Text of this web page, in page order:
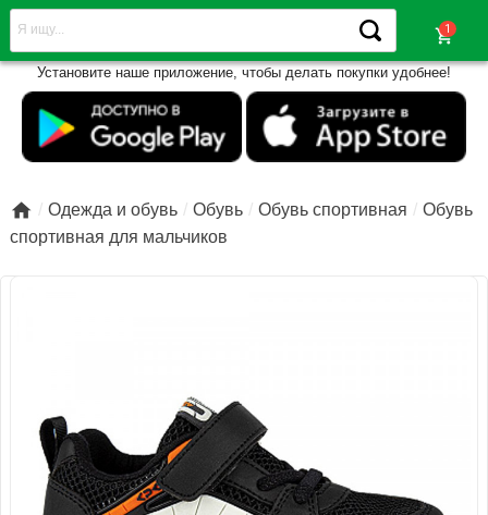
shopping_cart
Установите наше приложение, чтобы делать покупки удобнее!
 Одежда и обувь Обувь Обувь спортивная
Обувь
спортивная для мальчиков